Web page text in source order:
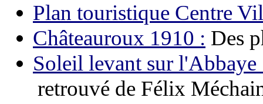
Plan touristique Centre
Châteauroux 1910 : Des
Soleil levant sur l'Abbaye
retrouvé de Félix